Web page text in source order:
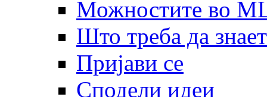
Можностите во
Што треба да
Пријави се
Сподели идеи